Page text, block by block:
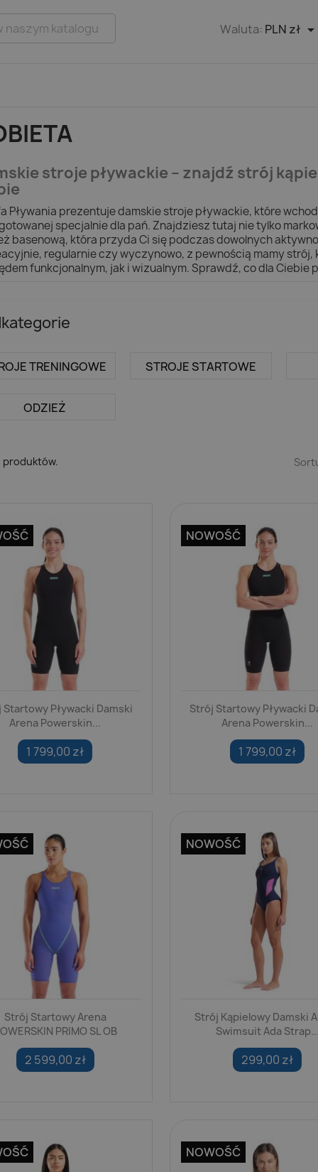
Waluta: PLN zł 
stroje pływackie – znajdź strój
Pływania prezentuje damskie stroje pływackie, które
specjalnie dla pań. Znajdziesz tutaj nie tylko
basenową, która przyda Ci się podczas dowolnych
regularnie czy wyczynowo, z pewnością mamy
funkcjonalnym, jak i wizualnym. Sprawdź, co dla Ciebie
TRENINGOWE STROJE STARTOWE
ODZIEŻ
produktów.
Pływacki Damski
Arena Powerskin...
1 799,00 zł
Strój Startowy Pływacki
Arena Powerskin...
1 799,00 zł
NOWOŚĆ
Strój Startowy Arena
PRIMO SL OB
2 599,00 zł
Strój Kąpielowy Damski
Swimsuit Ada Strap...
299,00 zł
NOWOŚĆ
NOWOŚĆ